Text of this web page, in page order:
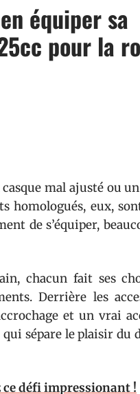
équiper sa
pour la
mal ajusté ou
homologués, eux,
de s’équiper,
chacun fait ses
Derrière les
et un vrai
sépare le plaisir du
ce défi impressionant !